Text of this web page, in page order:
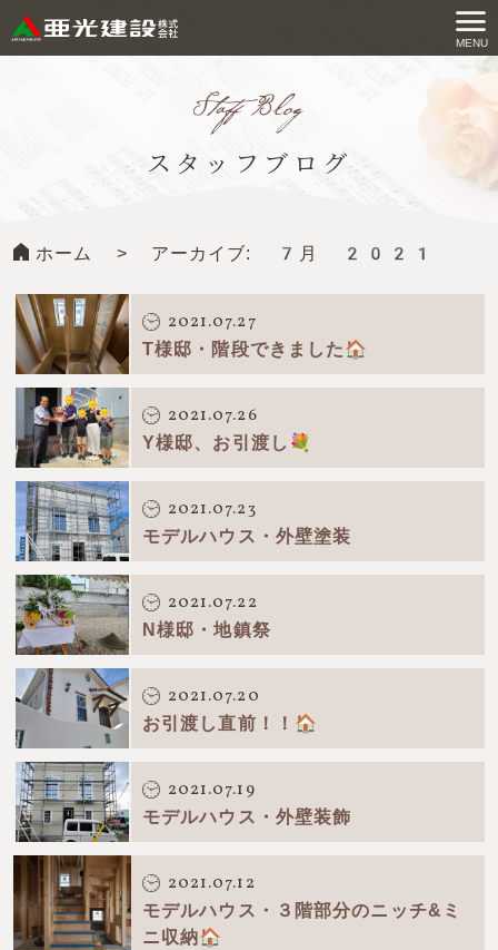
ン
ッ
す
亜光建設株式会社
MENU
スタッフブログ
ホーム > アーカイブ: 7月 2021
2021.07.27
T様邸・階段できました🏠
2021.07.26
Y様邸、お引渡し💐
2021.07.23
モデルハウス・外壁塗装
2021.07.22
N様邸・地鎮祭
2021.07.20
お引渡し直前！！🏠
2021.07.19
モデルハウス・外壁装飾
2021.07.12
モデルハウス・３階部分のニッチ&ミ
ニ収納🏠